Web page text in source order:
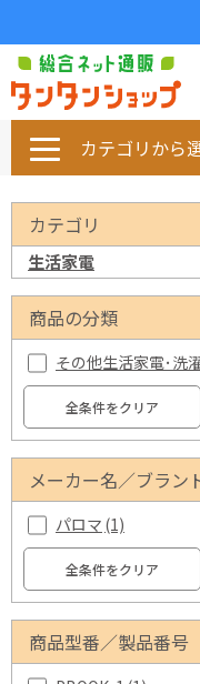
カテゴリから
カテゴリ
生活家電
商品の分類
その他生活家電･洗
全条件をクリア
メーカー名／ブラン
パロマ (1)
全条件をクリア
商品型番／製品番号